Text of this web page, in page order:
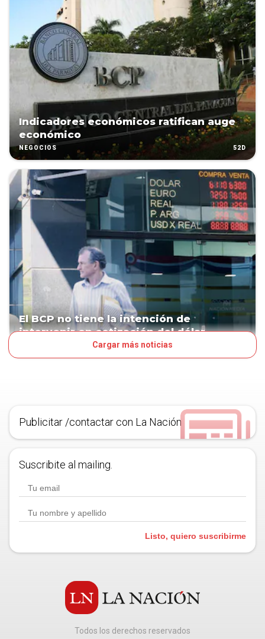
Indicadores económicos ratifican auge
económico
NEGOCIOS 52D
El BCP no tiene la intención de
intervenir en cotización del dólar
Cargar más noticias
Publicitar /contactar con La Nación
Suscribite al mailing.
Listo, quiero suscribirme
Todos los derechos reservados